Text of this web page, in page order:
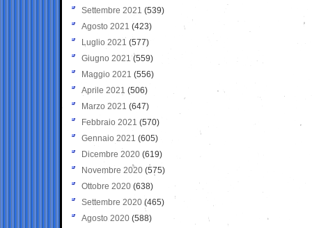
Settembre 2021 (539)
Agosto 2021 (423)
Luglio 2021 (577)
Giugno 2021(559)
Maggio 2021 (556)
Aprile 2021 (506)
Marzo 2021 (647)
Febbraio 2021 (570)
Gennaio 2021 (605)
Dicembre 2020 (619)
Novembre 2020 (575)
Ottobre 2020 (638)
Settembre 2020(465)
Agosto 2020 (588)